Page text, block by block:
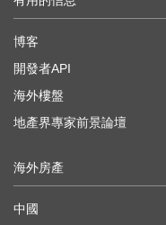
博客
開發者API
海外樓盤
地產界專家前景論壇
海外房產
中國